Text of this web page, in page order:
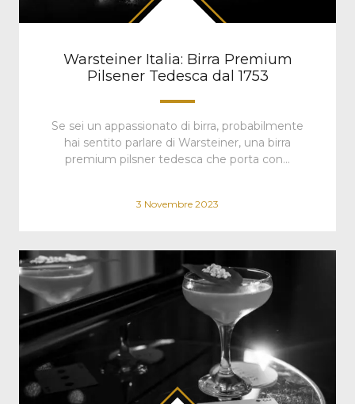
Warsteiner Italia: Birra Premium
Pilsener Tedesca dal 1753
Se sei un appassionato di birra, probabilmente
hai sentito parlare di Warsteiner, una birra
premium pilsner tedesca che porta con…
3 Novembre 2023